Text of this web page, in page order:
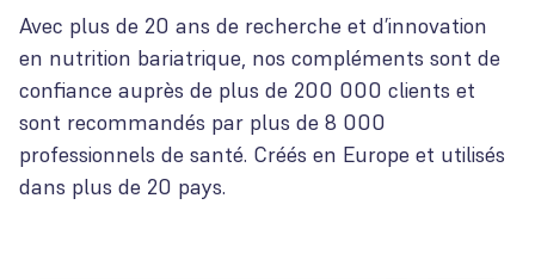
Avec plus de 20 ans de recherche et d’innovation
en nutrition bariatrique, nos compléments sont de
confiance auprès de plus de 200 000 clients et
sont recommandés par plus de 8 000
professionnels de santé. Créés en Europe et utilisés
dans plus de 20 pays.